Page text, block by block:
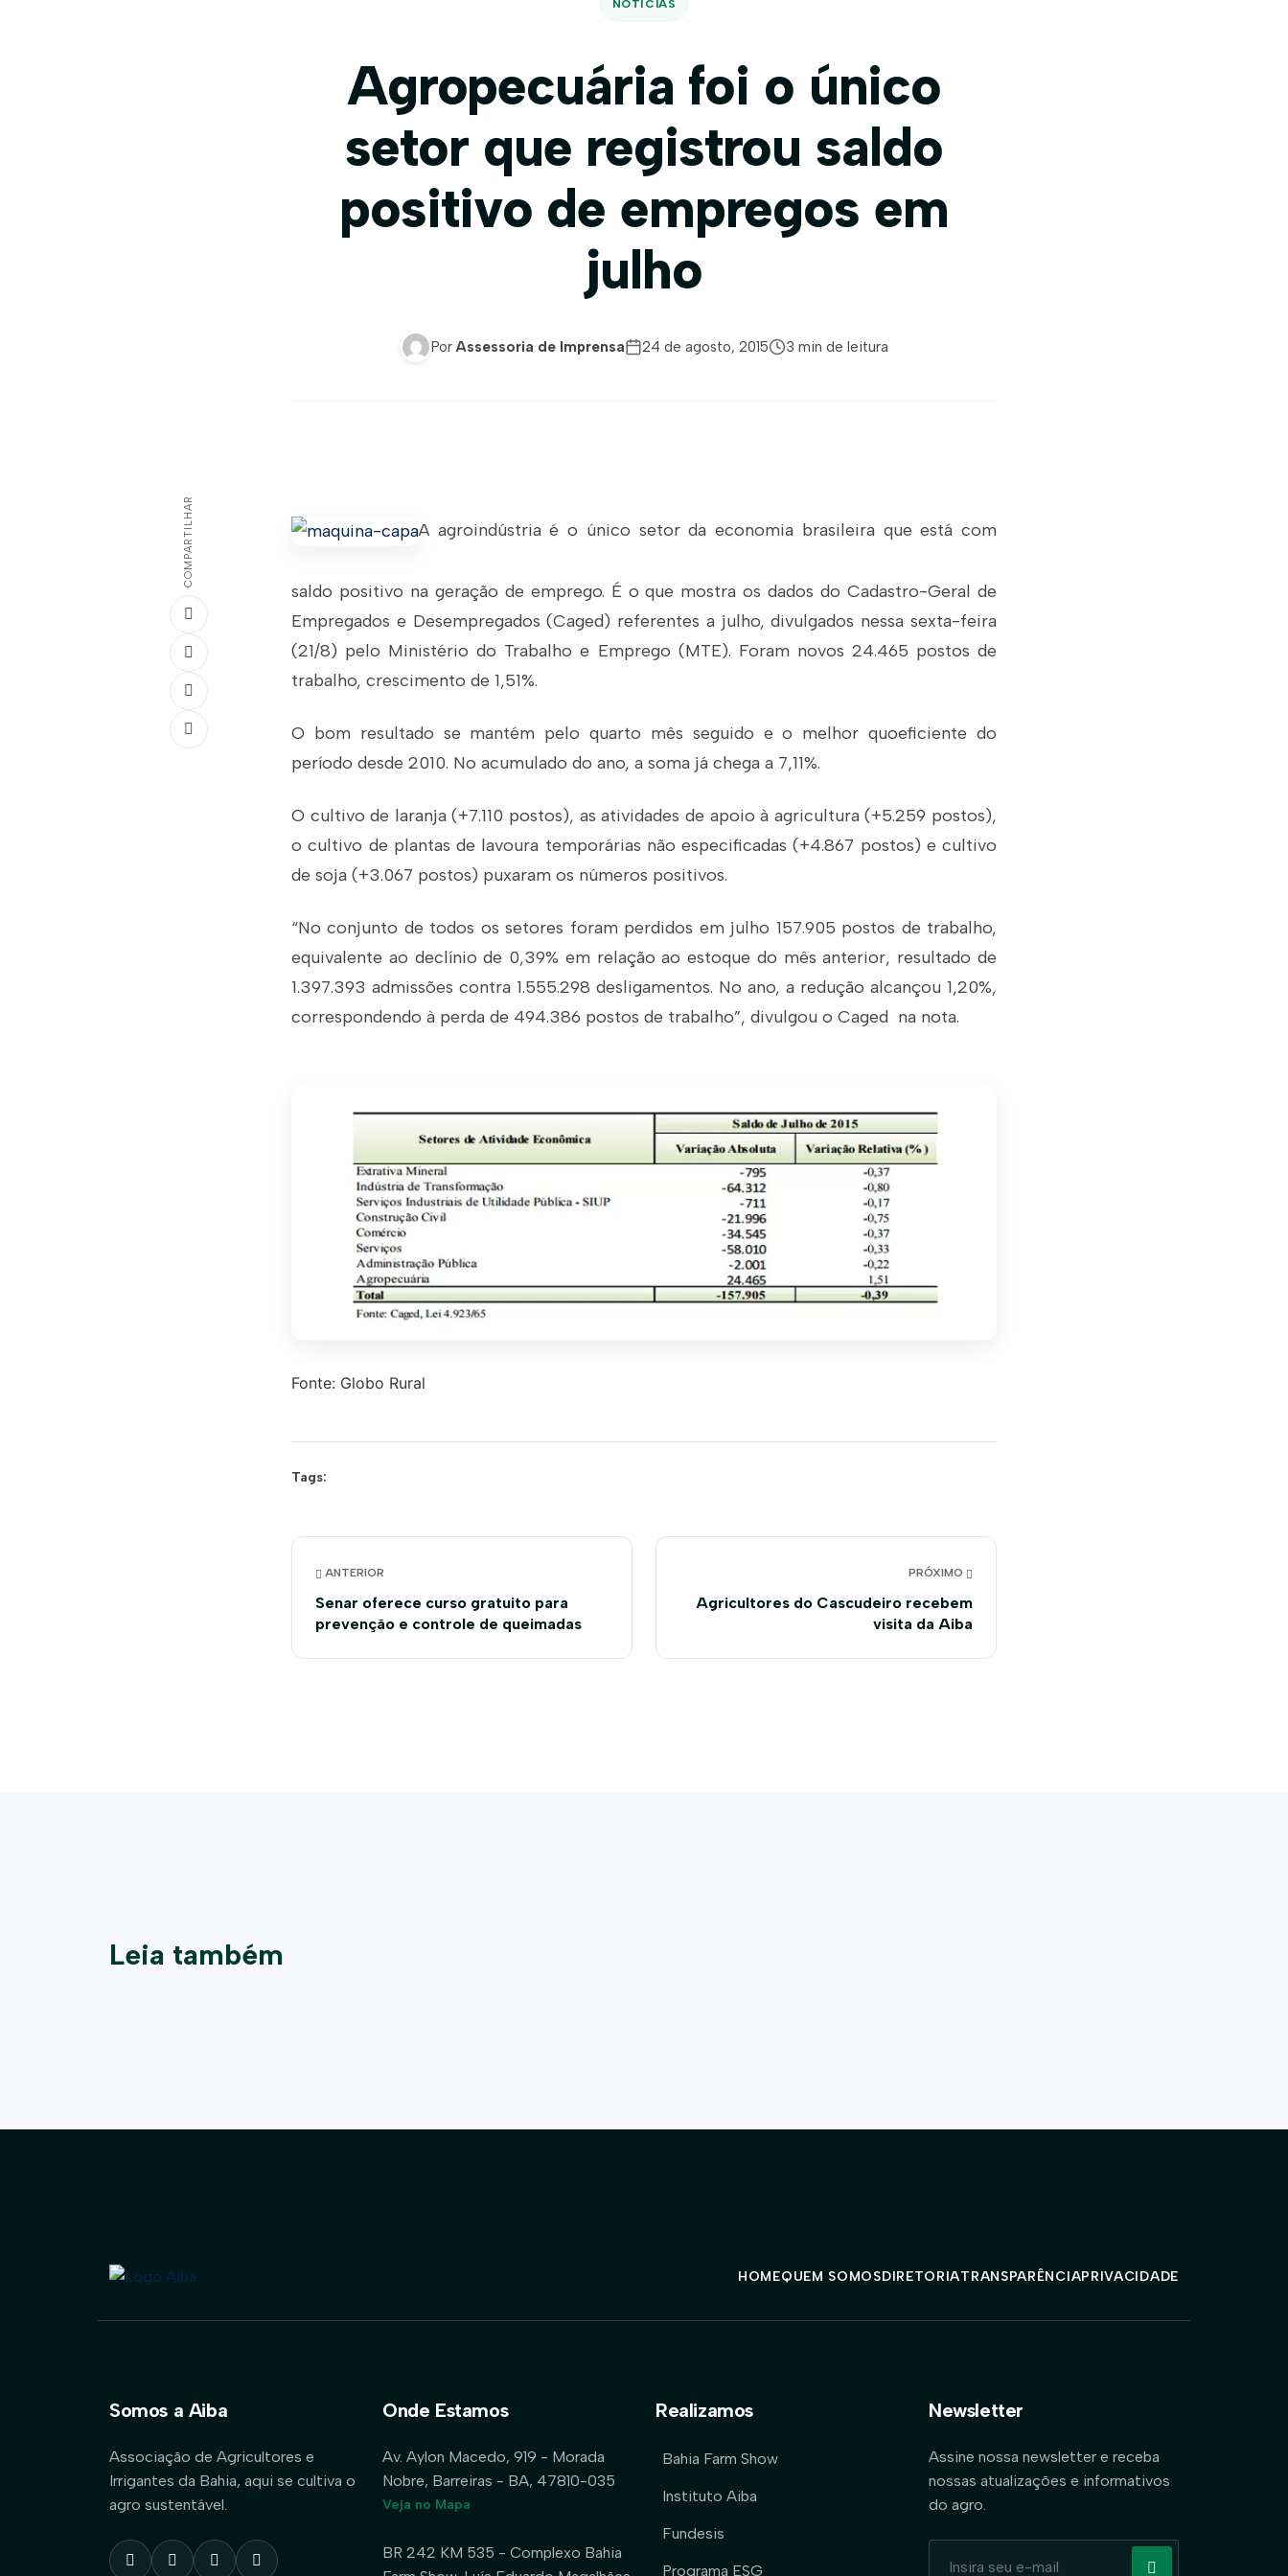
NOTÍCIAS
Agropecuária foi o único
setor que registrou saldo
positivo de empregos em
julho
Por Assessoria de Imprensa 24 de agosto, 2015 3 min de leitura
COMPARTILHAR A agroindústria é o único setor da economia brasileira que está com
saldo positivo na geração de emprego. É o que mostra os dados do Cadastro-Geral de
Empregados e Desempregados (Caged) referentes a julho, divulgados nessa sexta-feira
(21/8) pelo Ministério do Trabalho e Emprego (MTE). Foram novos 24.465 postos de
trabalho, crescimento de 1,51%.
O bom resultado se mantém pelo quarto mês seguido e o melhor quoeficiente do
período desde 2010. No acumulado do ano, a soma já chega a 7,11%.
O cultivo de laranja (+7.110 postos), as atividades de apoio à agricultura (+5.259 postos),
o cultivo de plantas de lavoura temporárias não especificadas (+4.867 postos) e cultivo
de soja (+3.067 postos) puxaram os números positivos.
“No conjunto de todos os setores foram perdidos em julho 157.905 postos de trabalho,
equivalente ao declínio de 0,39% em relação ao estoque do mês anterior, resultado de
1.397.393 admissões contra 1.555.298 desligamentos. No ano, a redução alcançou 1,20%,
correspondendo à perda de 494.386 postos de trabalho”, divulgou o Caged na nota.
Fonte: Globo Rural
Tags:
ANTERIOR
Senar oferece curso gratuito para
prevenção e controle de queimadas
PRÓXIMO
Agricultores do Cascudeiro recebem
visita da Aiba
Leia também
HOMEQUEM SOMOSDIRETORIATRANSPARÊNCIAPRIVACIDADE
Somos a Aiba
Associação de Agricultores e
Irrigantes da Bahia, aqui se cultiva o
agro sustentável.
Onde Estamos
Av. Aylon Macedo, 919 - Morada
Nobre, Barreiras - BA, 47810-035
Veja no Mapa
BR 242 KM 535 - Complexo Bahia
Realizamos
Bahia Farm Show
Instituto Aiba
Fundesis
Programa ESG
Newsletter
Assine nossa newsletter e receba
nossas atualizações e informativos
do agro.